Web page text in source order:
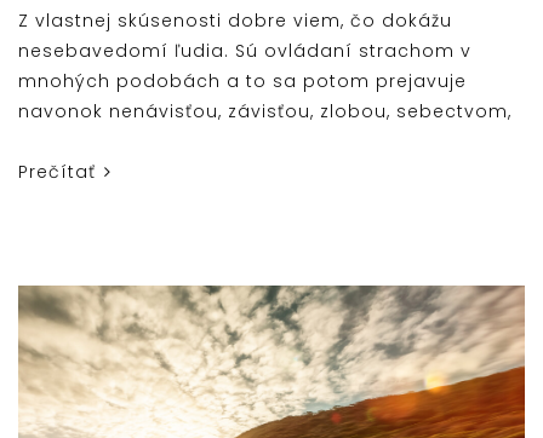
Z vlastnej skúsenosti dobre viem, čo dokážu
nesebavedomí ľudia. Sú ovládaní strachom v
mnohých podobách a to sa potom prejavuje
navonok nenávisťou, závisťou, zlobou, sebectvom,
Prečítať